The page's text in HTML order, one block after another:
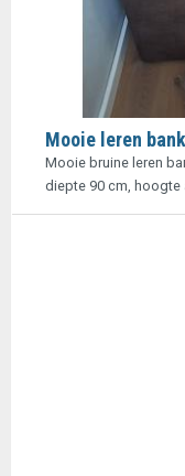
Mooie leren
Mooie bruine leren
diepte 90 cm, hoogte